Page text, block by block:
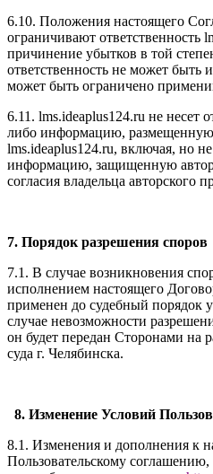
6.10. Положения настоящего
ограничивают ответственность l
причинение убытков в той
ответственность не может быть
может быть ограничено
6.11. lms.ideaplus124.ru не несет
либо информацию, размещенную
lms.ideaplus124.ru, включая, но
информацию, защищенную
согласия владельца авторского
7. Порядок разрешения споров
7.1. В случае возникновения
исполнением настоящего
применен до судебный порядок
случае невозможности
он будет передан Сторонами на
суда г. Челябинска.
8. Изменение Условий
8.1. Изменения и дополнения к
Пользовательскому